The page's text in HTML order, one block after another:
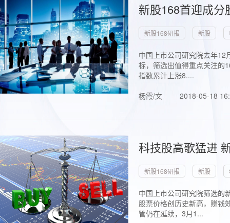
新股168首迎成
新股168研报 新股
中国上市公司研究院去年
标，筛选出值得重点关注的
指数累计上涨8....
杨霞/文
2018-05-18
科技股高歌猛进
新股168研报 新股
中国上市公司研究院筛选的
股票价格创历史新高，赚钱
管仍在延续，3月1...